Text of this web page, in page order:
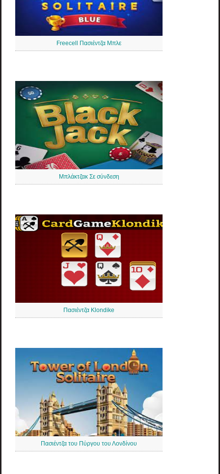
Freecell Πασιέντζα Μπλε
Μπλάκτζακ Σε σύνδεση
Πασιέντζα Klondike
Πασιέντζα του Πύργου του Λονδίνου